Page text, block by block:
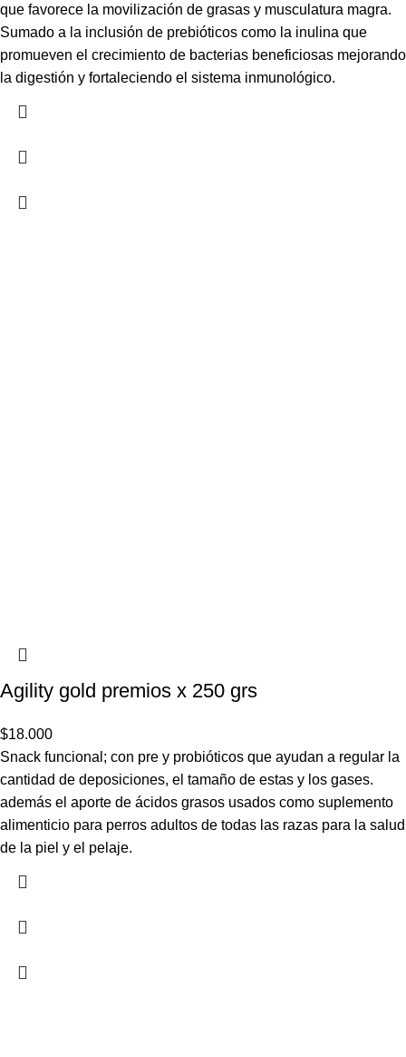
que favorece la movilización de grasas y musculatura magra.
Sumado a la inclusión de prebióticos como la inulina que
promueven el crecimiento de bacterias beneficiosas mejorando
la digestión y fortaleciendo el sistema inmunológico.
Agility gold premios x 250 grs
$18.000
Snack funcional; con pre y probióticos que ayudan a regular la
cantidad de deposiciones, el tamaño de estas y los gases.
además el aporte de ácidos grasos usados como suplemento
alimenticio para perros adultos de todas las razas para la salud
de la piel y el pelaje.